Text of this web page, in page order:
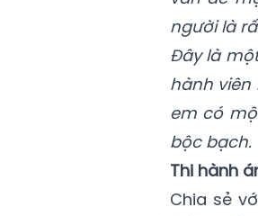
người là
Đây là
hành viên
em có
bộc bạch.
Thi hành
Chia sẻ